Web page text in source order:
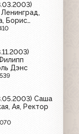
Борис
Дэнс
Саша
Ая, Ректор